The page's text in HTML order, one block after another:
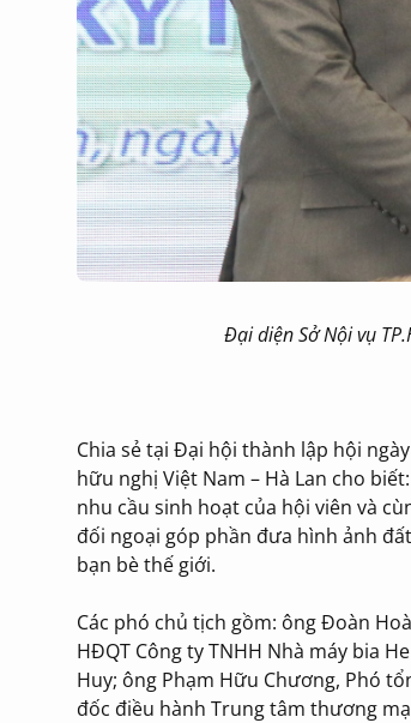
Đại diện Sở Nội vụ
Chia sẻ tại Đại hội thành lập hội
hữu nghị Việt Nam – Hà Lan cho
nhu cầu sinh hoạt của hội viên và
đối ngoại góp phần đưa hình ảnh
bạn bè thế giới.
Các phó chủ tịch gồm: ông Đoàn
HĐQT Công ty TNHH Nhà máy bia
Huy; ông Phạm Hữu Chương, Phó
đốc điều hành Trung tâm thương